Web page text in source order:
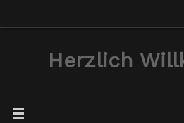
Herzlich